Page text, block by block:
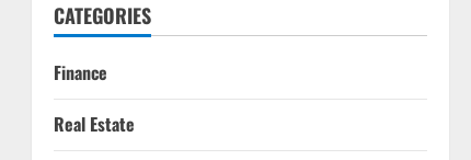
CATEGORIES
Finance
Real Estate